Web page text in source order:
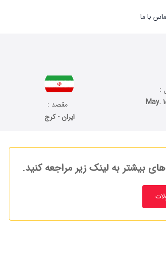
با ما
:
May.
مقصد :
ایران - کرج
بیشتر به لینک زیر مراجعه کنید.